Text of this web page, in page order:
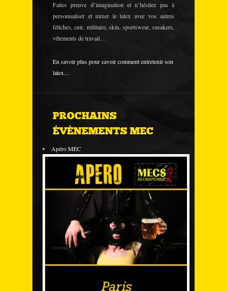
Faites preuve d’imagination et n’hésitez pas à
personnaliser et mixer le latex avec vos autres
fétiches, cuir, militaire, skin, sportswear, sneakers,
vêtements de travail…
En savoir plus pour savoir comment entretenir son
latex…
PROCHAINS
ÉVÈNEMENTS MEC
Apéro MEC